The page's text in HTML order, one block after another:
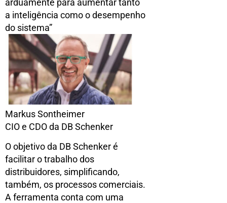
arduamente para aumentar tanto
a inteligência como o desempenho
do sistema”
Markus Sontheimer
CIO e CDO da DB Schenker
O objetivo da DB Schenker é
facilitar o trabalho dos
distribuidores, simplificando,
também, os processos comerciais.
A ferramenta conta com uma